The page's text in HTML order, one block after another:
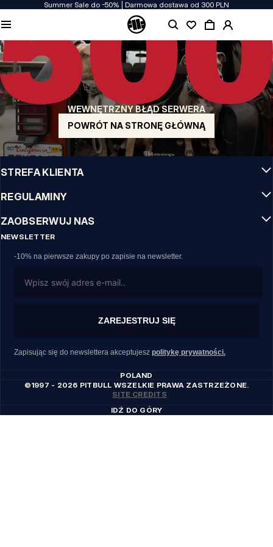
Summer Sale do -50% | Darmowa dostawa od 300 PLN
WEWNĘTRZNY BŁĄD SERWERA
POWRÓT NA STRONĘ GŁÓWNĄ
JAKOŚĆ TO DLA NAS PRIORYTET
Naszą odzież produkujemy z pasją! Nie idziemy na kompromis w kwestiach
wytrzymałości, długowieczności materiałów i dbałości o detal.
US ORIGIN
Nasze korzenie sięgają San Diego z poczatku lat 90-tych XX wieku. Nasz styl jest
surowy, autentyczny i stanowczy.
MARKA Z CHARAKTEREM
Nasze kolekcje wybierają sportowcy, fighterzy i uparci indywidualiści.
INFO
STREFA KLIENTA
REGULAMINY
ZAOBSERWUJ NAS
NEWSLETTER
-10% na pierwsze zakupy po zapisie na newsletter.
ZAREJESTRUJ SIĘ
Zapisując się do newslettera akceptujesz politykę prywatności.
POLAND
©1997 - 2026 PITBULL WSZELKIE PRAWA ZASTRZEŻONE.
SITE CREDITS
IDŹ DO GÓRY